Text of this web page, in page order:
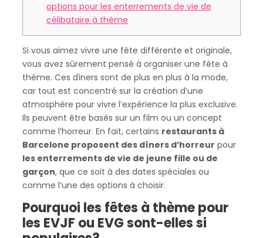
options pour les enterrements de vie de
célibataire à thème
Si vous aimez vivre une fête différente et originale,
vous avez sûrement pensé à organiser une fête à
thème. Ces dîners sont de plus en plus à la mode,
car tout est concentré sur la création d’une
atmosphère pour vivre l’expérience la plus exclusive.
Ils peuvent être basés sur un film ou un concept
comme l’horreur. En fait, certains restaurants à
Barcelone proposent des dîners d’horreur pour
les enterrements de vie de jeune fille ou de
garçon, que ce soit à des dates spéciales ou
comme l’une des options à choisir.
Pourquoi les fêtes à thème pour
les EVJF ou EVG sont-elles si